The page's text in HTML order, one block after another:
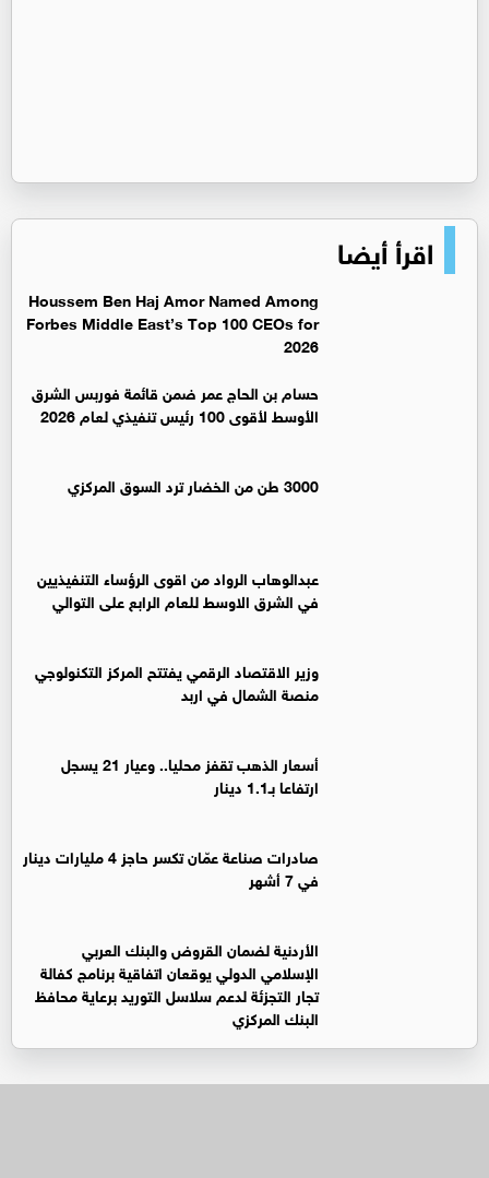
اقرأ أيضا
Houssem Ben Haj Amor Named Among
Forbes Middle East’s Top 100 CEOs for
2026
حسام بن الحاج عمر ضمن قائمة فوربس الشرق
الأوسط لأقوى 100 رئيس تنفيذي لعام 2026
3000 طن من الخضار ترد السوق المركزي
عبدالوهاب الرواد من اقوى الرؤساء التنفيذيين
في الشرق الاوسط للعام الرابع على التوالي
وزير الاقتصاد الرقمي يفتتح المركز التكنولوجي
منصة الشمال في اربد
أسعار الذهب تقفز محليا.. وعيار 21 يسجل
ارتفاعا بـ1.1 دينار
صادرات صناعة عمّان تكسر حاجز 4 مليارات دينار
في 7 أشهر
الأردنية لضمان القروض والبنك العربي
الإسلامي الدولي يوقعان اتفاقية برنامج كفالة
تجار التجزئة لدعم سلاسل التوريد برعاية محافظ
البنك المركزي